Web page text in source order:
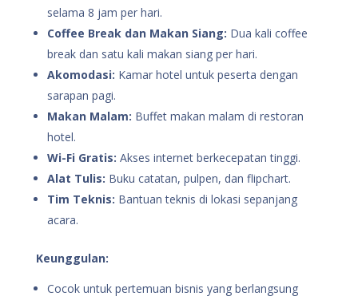
selama 8 jam per hari.
Coffee Break dan Makan Siang: Dua kali coffee
break dan satu kali makan siang per hari.
Akomodasi: Kamar hotel untuk peserta dengan
sarapan pagi.
Makan Malam: Buffet makan malam di restoran
hotel.
Wi-Fi Gratis: Akses internet berkecepatan tinggi.
Alat Tulis: Buku catatan, pulpen, dan flipchart.
Tim Teknis: Bantuan teknis di lokasi sepanjang
acara.
Keunggulan:
Cocok untuk pertemuan bisnis yang berlangsung